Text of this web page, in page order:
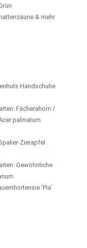
& mehr
Handschuhe
Fächerahorn /
palmatum
Zierapfel
Gewöhnliche
‘Pia’